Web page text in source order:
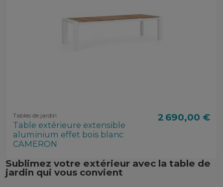
Tables de jardin
Table extérieure extensible
aluminium effet bois blanc
CAMERON
2 690,00 €
Sublimez votre extérieur avec la table de
jardin qui vous convient